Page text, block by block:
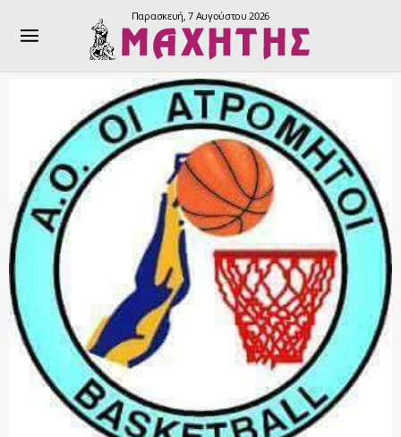
Παρασκευή, 7 Αυγούστου 2026